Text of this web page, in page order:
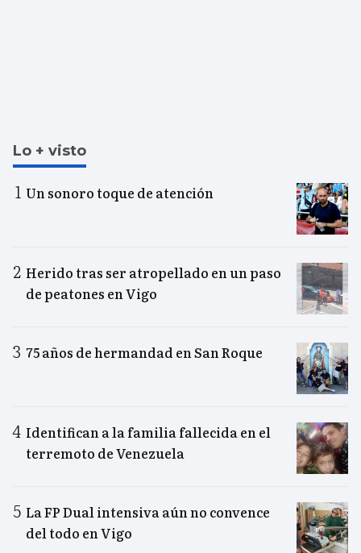
Lo + visto
Un sonoro toque de atención
Herido tras ser atropellado en un paso
de peatones en Vigo
75 años de hermandad en San Roque
Identifican a la familia fallecida en el
terremoto de Venezuela
La FP Dual intensiva aún no convence
del todo en Vigo